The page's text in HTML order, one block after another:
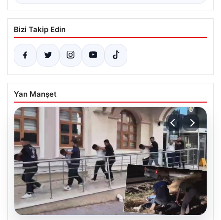
Bizi Takip Edin
Yan Manşet